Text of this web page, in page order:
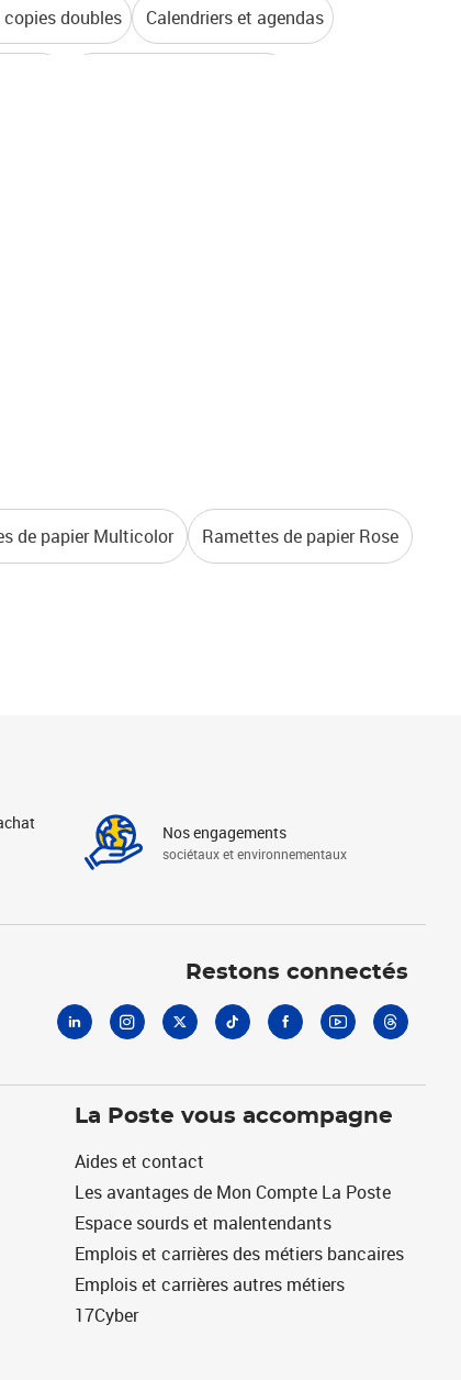
copies doubles Calendriers et agendas
de papier Multicolor Ramettes de papier Rose
Nos engagements
sociétaux et environnementaux
Restons connectés
La Poste vous accompagne
Aides et contact
Les avantages de Mon Compte La Poste
Espace sourds et malentendants
Emplois et carrières des métiers bancaires
Emplois et carrières autres métiers
17Cyber